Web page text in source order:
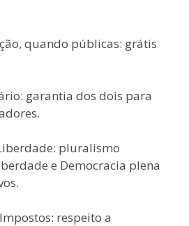
quando públicas: grátis
garantia dos dois para
pluralismo
e Democracia plena
respeito a